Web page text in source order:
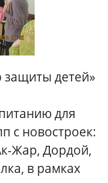
детей»
для
с новостроек:
Жар, Дордой,
в рамках